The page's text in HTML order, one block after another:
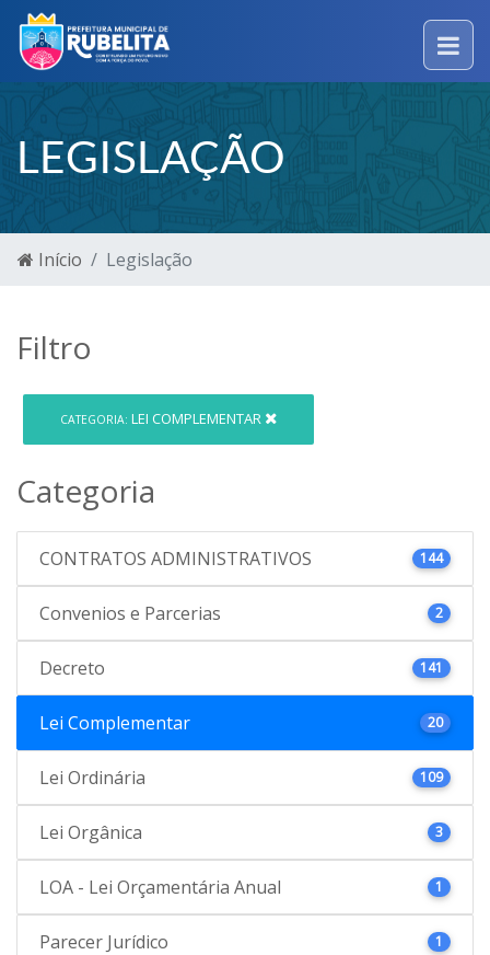
LEGISLAÇÃO
Início Legislação
Filtro
CATEGORIA: LEI COMPLEMENTAR
Categoria
CONTRATOS ADMINISTRATIVOS 144
Convenios e Parcerias 2
Decreto 141
Lei Complementar 20
Lei Ordinária 109
Lei Orgânica 3
LOA - Lei Orçamentária Anual 1
Parecer Jurídico 1